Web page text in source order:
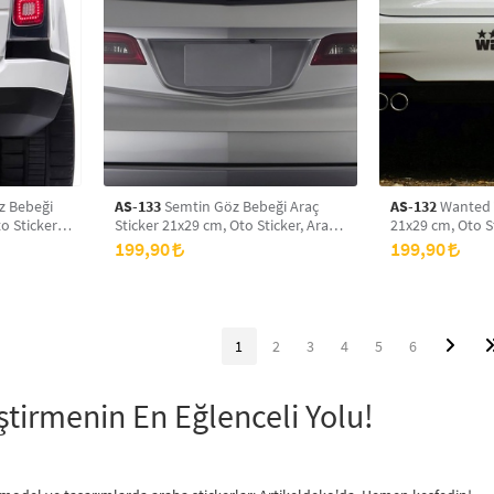
Bebeği
Sticker,
AS-133 Semtin Göz Bebeği Araç
Sticker 21x29 cm, Oto Sticker, Araba
Sticker
199,90
AS-132Wanted
21x29 cm, Oto
199,90
1 2 3 4 5 6
En Eğlenceli Yolu!